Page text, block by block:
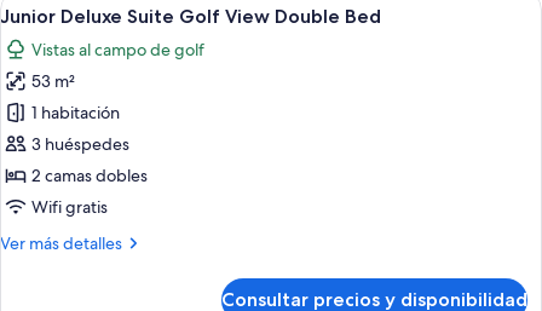
Bay
View
Double
Bed
todas
las
fotos
de
Junior
Deluxe
Suite
View
5
Junior Deluxe Suite Golf View Double Bed
Vistas al campo de golf
53 m²
1 habitación
3 huéspedes
2 camas dobles
Wifi gratis
Ver más detalles
Más
Consultar precios y disponibilidad